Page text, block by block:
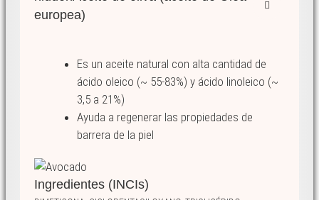
europea)
Es un aceite natural con alta cantidad de
ácido oleico (~ 55-83%) y ácido linoleico (~
3,5 a 21%)
Ayuda a regenerar las propiedades de
barrera de la piel
Ingredientes (INCIs)